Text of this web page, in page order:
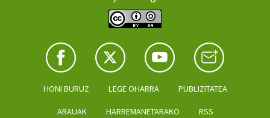
HONI BURUZ LEGE OHARRA PUBLIZITATEA
ARAUAK HARREMANETARAKO RSS